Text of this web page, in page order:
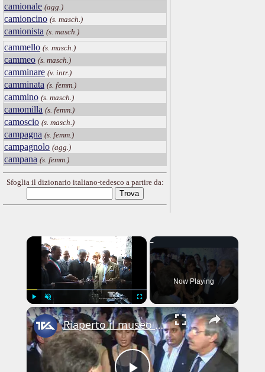
camionale (agg.)
camioncino (s. masch.)
camionista (s. masch.)
cammello (s. masch.)
cammeo (s. masch.)
camminare (v. intr.)
camminata (s. femm.)
cammino (s. masch.)
camomilla (s. femm.)
camoscio (s. masch.)
campagna (s. femm.)
campagnolo (agg.)
campana (s. femm.)
Sfoglia il dizionario italiano-tedesco a partire da:
×
Play Unmute Fullscreen
Now Playing
×
Riaperto il museo di Adrano